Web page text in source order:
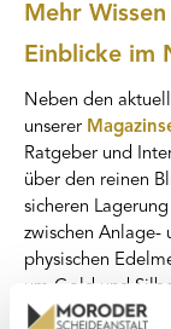
Mehr
Einblicke im
Neben den
unserer
Ratgeber und
über den reinen
sicheren
zwischen Anlage-
physischen
um Gold und